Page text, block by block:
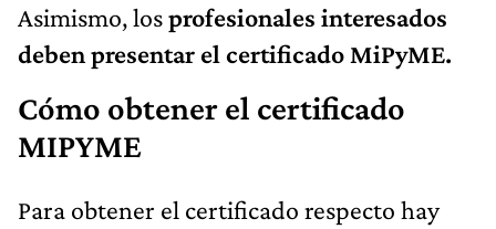
Asimismo, losprofesionales interesados
deben presentar el certificado MiPyME.
Cómo obtener el certificado
MIPYME
Para obtener el certificado respecto hay